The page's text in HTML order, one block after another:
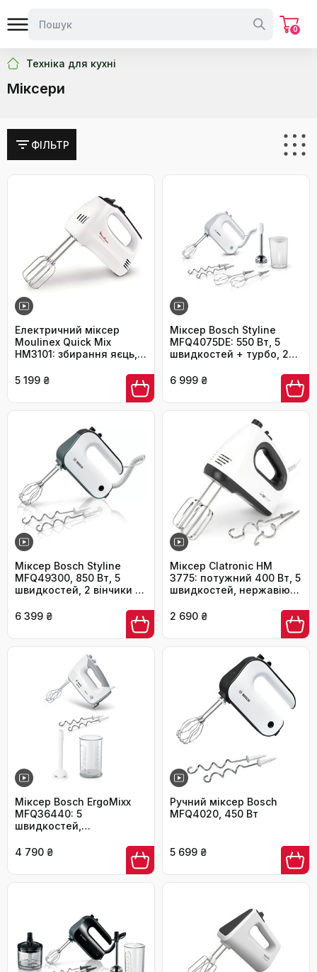
0
Техніка для кухні
Міксери
ФІЛЬТР
Електричний міксер
Moulinex Quick Mix
HM3101: збирання яєць,
приготування кремів
5 199 ₴
Міксер Bosch Styline
MFQ4075DE: 550 Вт, 5
швидкостей + турбо, 2
блендер, чаша, білий/
6 999 ₴
Міксер Bosch Styline
MFQ49300, 850 Вт, 5
швидкостей, 2 вінчики та
сталі, спіральний
сріблястий
6 399 ₴
Міксер Clatronic HM
3775: потужний 400 Вт, 5
швидкостей, нержавіюча
2 690 ₴
Міксер Bosch ErgoMixx
MFQ36440: 5
швидкостей,
насадок (венці, гаки,
4 790 ₴
Ручний міксер Bosch
MFQ4020, 450 Вт
5 699 ₴